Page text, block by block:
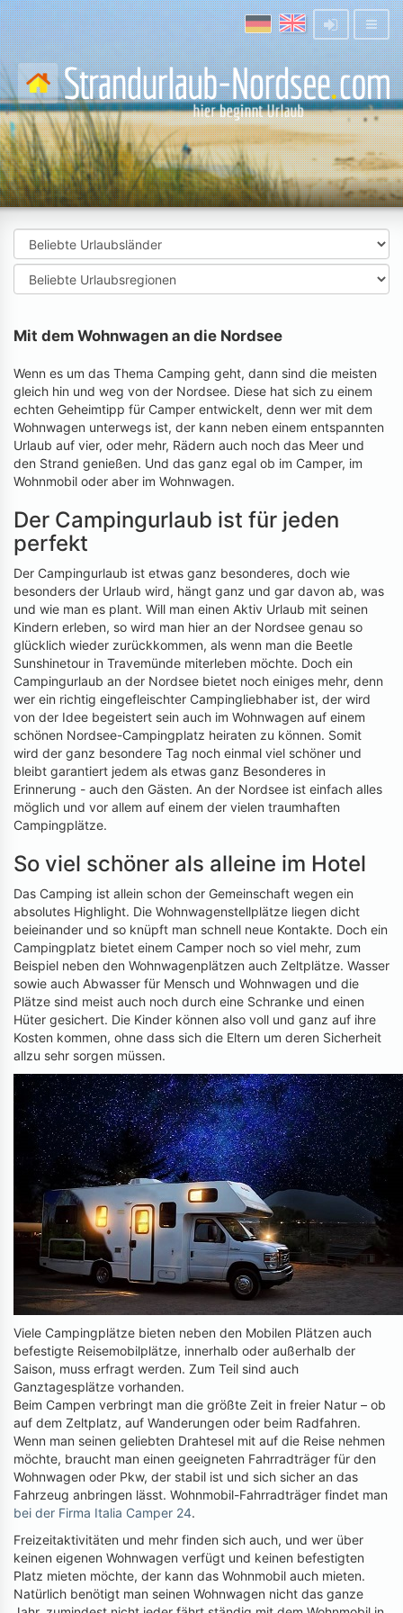
Mit dem Wohnwagen an die Nordsee
Wenn es um das Thema Camping geht, dann sind die meisten
gleich hin und weg von der Nordsee. Diese hat sich zu einem
echten Geheimtipp für Camper entwickelt, denn wer mit dem
Wohnwagen unterwegs ist, der kann neben einem entspannten
Urlaub auf vier, oder mehr, Rädern auch noch das Meer und
den Strand genießen. Und das ganz egal ob im Camper, im
Wohnmobil oder aber im Wohnwagen.
Der Campingurlaub ist für jeden
perfekt
Der Campingurlaub ist etwas ganz besonderes, doch wie
besonders der Urlaub wird, hängt ganz und gar davon ab, was
und wie man es plant. Will man einen Aktiv Urlaub mit seinen
Kindern erleben, so wird man hier an der Nordsee genau so
glücklich wieder zurückkommen, als wenn man die Beetle
Sunshinetour in Travemünde miterleben möchte. Doch ein
Campingurlaub an der Nordsee bietet noch einiges mehr, denn
wer ein richtig eingefleischter Campingliebhaber ist, der wird
von der Idee begeistert sein auch im Wohnwagen auf einem
schönen Nordsee-Campingplatz heiraten zu können. Somit
wird der ganz besondere Tag noch einmal viel schöner und
bleibt garantiert jedem als etwas ganz Besonderes in
Erinnerung - auch den Gästen. An der Nordsee ist einfach alles
möglich und vor allem auf einem der vielen traumhaften
Campingplätze.
So viel schöner als alleine im Hotel
Das Camping ist allein schon der Gemeinschaft wegen ein
absolutes Highlight. Die Wohnwagenstellplätze liegen dicht
beieinander und so knüpft man schnell neue Kontakte. Doch ein
Campingplatz bietet einem Camper noch so viel mehr, zum
Beispiel neben den Wohnwagenplätzen auch Zeltplätze. Wasser
sowie auch Abwasser für Mensch und Wohnwagen und die
Plätze sind meist auch noch durch eine Schranke und einen
Hüter gesichert. Die Kinder können also voll und ganz auf ihre
Kosten kommen, ohne dass sich die Eltern um deren Sicherheit
allzu sehr sorgen müssen.
Viele Campingplätze bieten neben den Mobilen Plätzen auch
befestigte Reisemobilplätze, innerhalb oder außerhalb der
Saison, muss erfragt werden. Zum Teil sind auch
Ganztagesplätze vorhanden.
Beim Campen verbringt man die größte Zeit in freier Natur – ob
auf dem Zeltplatz, auf Wanderungen oder beim Radfahren.
Wenn man seinen geliebten Drahtesel mit auf die Reise nehmen
möchte, braucht man einen geeigneten Fahrradträger für den
Wohnwagen oder Pkw, der stabil ist und sich sicher an das
Fahrzeug anbringen lässt. Wohnmobil-Fahrradträger findet man
bei der Firma Italia Camper 24.
Freizeitaktivitäten und mehr finden sich auch, und wer über
keinen eigenen Wohnwagen verfügt und keinen befestigten
Platz mieten möchte, der kann das Wohnmobil auch mieten.
Natürlich benötigt man seinen Wohnwagen nicht das ganze